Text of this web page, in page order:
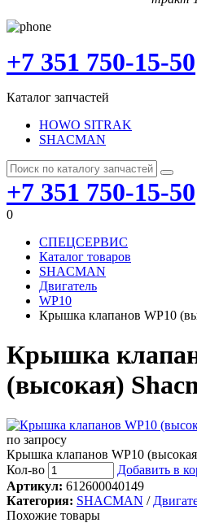
+7 351 750-15-50
Каталог запчастей
HOWO SITRAK
SHACMAN
+7 351 750-15-50
0
СПЕЦСЕРВИС
Каталог товаров
SHACMAN
Двигатель
WP10
Крышка клапанов WP10
Крышка
(высокая)
по запросу
Крышка клапанов WP10
Кол-во
Добавить в
Артикул: 612600040149
Категория: SHACMAN /
Похожие товары